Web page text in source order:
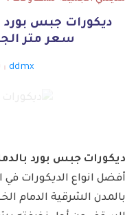
سعر متر
Posted
ddmx
ديكورات جبس بورد
أفضل انواع الديكورات
بالمدن الشرقية الدمام